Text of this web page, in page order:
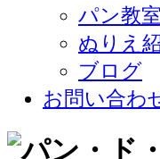
パン教室
ぬりえ
ブログ
お問い合わ